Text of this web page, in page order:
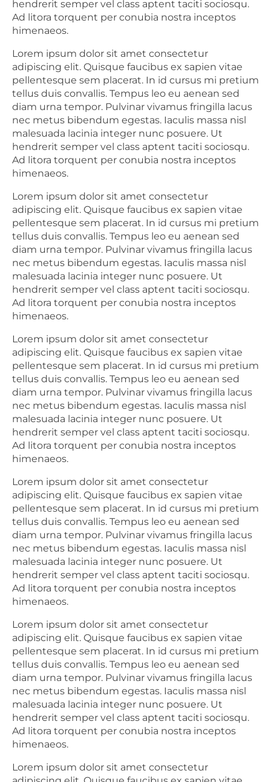
hendrerit semper vel class aptent taciti sociosqu.
Ad litora torquent per conubia nostra inceptos
himenaeos.
Lorem ipsum dolor sit amet consectetur
adipiscing elit. Quisque faucibus ex sapien vitae
pellentesque sem placerat. In id cursus mi pretium
tellus duis convallis. Tempus leo eu aenean sed
diam urna tempor. Pulvinar vivamus fringilla lacus
nec metus bibendum egestas. Iaculis massa nisl
malesuada lacinia integer nunc posuere. Ut
hendrerit semper vel class aptent taciti sociosqu.
Ad litora torquent per conubia nostra inceptos
himenaeos.
Lorem ipsum dolor sit amet consectetur
adipiscing elit. Quisque faucibus ex sapien vitae
pellentesque sem placerat. In id cursus mi pretium
tellus duis convallis. Tempus leo eu aenean sed
diam urna tempor. Pulvinar vivamus fringilla lacus
nec metus bibendum egestas. Iaculis massa nisl
malesuada lacinia integer nunc posuere. Ut
hendrerit semper vel class aptent taciti sociosqu.
Ad litora torquent per conubia nostra inceptos
himenaeos.
Lorem ipsum dolor sit amet consectetur
adipiscing elit. Quisque faucibus ex sapien vitae
pellentesque sem placerat. In id cursus mi pretium
tellus duis convallis. Tempus leo eu aenean sed
diam urna tempor. Pulvinar vivamus fringilla lacus
nec metus bibendum egestas. Iaculis massa nisl
malesuada lacinia integer nunc posuere. Ut
hendrerit semper vel class aptent taciti sociosqu.
Ad litora torquent per conubia nostra inceptos
himenaeos.
Lorem ipsum dolor sit amet consectetur
adipiscing elit. Quisque faucibus ex sapien vitae
pellentesque sem placerat. In id cursus mi pretium
tellus duis convallis. Tempus leo eu aenean sed
diam urna tempor. Pulvinar vivamus fringilla lacus
nec metus bibendum egestas. Iaculis massa nisl
malesuada lacinia integer nunc posuere. Ut
hendrerit semper vel class aptent taciti sociosqu.
Ad litora torquent per conubia nostra inceptos
himenaeos.
Lorem ipsum dolor sit amet consectetur
adipiscing elit. Quisque faucibus ex sapien vitae
pellentesque sem placerat. In id cursus mi pretium
tellus duis convallis. Tempus leo eu aenean sed
diam urna tempor. Pulvinar vivamus fringilla lacus
nec metus bibendum egestas. Iaculis massa nisl
malesuada lacinia integer nunc posuere. Ut
hendrerit semper vel class aptent taciti sociosqu.
Ad litora torquent per conubia nostra inceptos
himenaeos.
Lorem ipsum dolor sit amet consectetur